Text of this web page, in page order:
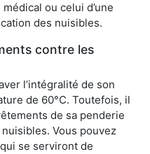
ou celui d’une
des nuisibles.
contre les
l’intégralité de son
de 60°C. Toutefois, il
de sa penderie
Vous pouvez
se serviront de